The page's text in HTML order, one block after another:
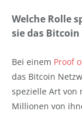
Welche Rolle
sie das
Bei einem Proof
das Bitcoin
spezielle Art von
Millionen von